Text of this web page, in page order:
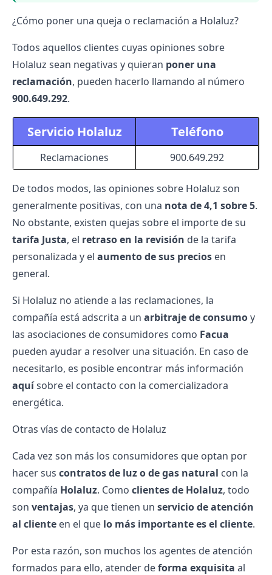
¿Cómo poner una queja o reclamación a Holaluz?
Todos aquellos clientes cuyas opiniones sobre
Holaluz sean negativas y quieran poner una
reclamación, pueden hacerlo llamando al número
900.649.292.
Servicio Holaluz Teléfono
Reclamaciones 900.649.292
De todos modos, las opiniones sobre Holaluz son
generalmente positivas, con una nota de 4,1 sobre 5.
No obstante, existen quejas sobre el importe de su
tarifa Justa, el retraso en la revisión de la tarifa
personalizada y el aumento de sus precios en
general.
Si Holaluz no atiende a las reclamaciones, la
compañía está adscrita a un arbitraje de consumoy
las asociaciones de consumidores como Facua
pueden ayudar a resolver una situación. En caso de
necesitarlo, es posible encontrar más información
aquísobre el contacto con la comercializadora
energética.
Otras vías de contacto de Holaluz
Cada vez son más los consumidores que optan por
hacer sus contratos de luz o de gas natural con la
compañía Holaluz. Como clientes de Holaluz, todo
son ventajas, ya que tienen un servicio de atención
al cliente en el que lo más importante es el cliente.
Por esta razón, son muchos los agentes de atención
formados para ello, atender deforma exquisita al